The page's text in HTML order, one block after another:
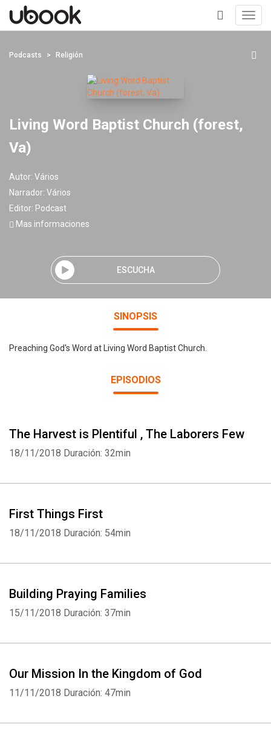
+
Podcasts Religión
Living Word Baptist Church (forest,
Va)
Autor: Vários
Narrador: Vários
Editor: Podcast
Mas informaciones
ESCUCHA
SINOPSIS
Preaching God's Word at Living Word Baptist Church.
EPISODIOS
The Harvest is Plentiful , The Laborers Few
18/11/2018 Duración: 32min
First Things First
18/11/2018 Duración: 54min
Building Praying Families
15/11/2018 Duración: 37min
Our Mission In the Kingdom of God
11/11/2018 Duración: 47min